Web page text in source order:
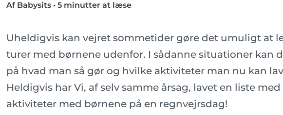
Af Babysits • 5 minutter at læse
Uheldigvis kan vejret sommetider gøre det umuligt at
turer med børnene udenfor. I sådanne situationer kan
på hvad man så gør og hvilke aktiviteter man nu kan
Heldigvis har Vi, af selv samme årsag, lavet en liste
aktiviteter med børnene på en regnvejrsdag!